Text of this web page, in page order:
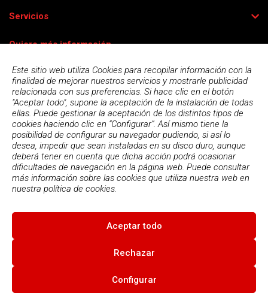
Este sitio web utiliza Cookies para recopilar información con la
finalidad de mejorar nuestros servicios y mostrarle publicidad
relacionada con sus preferencias. Si hace clic en el botón
"Aceptar todo", supone la aceptación de la instalación de todas
ellas. Puede gestionar la aceptación de los distintos tipos de
cookies haciendo clic en “Configurar”. Así mismo tiene la
posibilidad de configurar su navegador pudiendo, si así lo
desea, impedir que sean instaladas en su disco duro, aunque
deberá tener en cuenta que dicha acción podrá ocasionar
dificultades de navegación en la página web. Puede consultar
más información sobre las cookies que utiliza nuestra web en
nuestra política de cookies.
Aceptar todo
Rechazar
Configurar
Servicios
Quiero más información
Acepto lapolítica de privacidad
© 2026
Condiciones de uso